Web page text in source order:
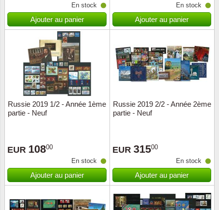
En stock
Ajouter au panier
En stock
Ajouter au panier
Russie 2019 1/2 - Année 1ème
partie - Neuf
EUR 10800
En stock
Ajouter au panier
Russie 2019 2/2 - Année 2ème
partie - Neuf
EUR 31500
En stock
Ajouter au panier
Islande
Irlande
Malte